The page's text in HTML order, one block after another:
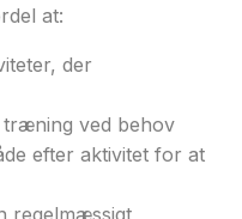
at:
der
ved behov
efter aktivitet for at